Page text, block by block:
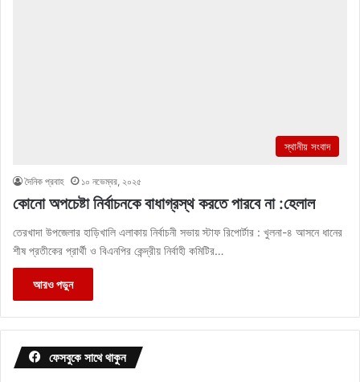
স্থানীয় সংবাদ
দৈনিক প্রবাহ ১০ নভেম্বর, ২০২৫
কোনো অপচেষ্টা নির্বাচনকে বাধাগ্রস্থ করতে পারবে না :হেলাল
তেরখাদা উপজেলার হাড়িখালি এলাকায় নির্বাচনী সভায় স্টাফ রিপোর্টার : খুলনা-৪ আসনে ধানের
শীষ প্রতীকের প্রার্থী ও বিএনপির কেন্দ্রীয় নির্বাহী কমিটির…
আরও পড়ুন
ফেসবুকে সাথে থাকুন